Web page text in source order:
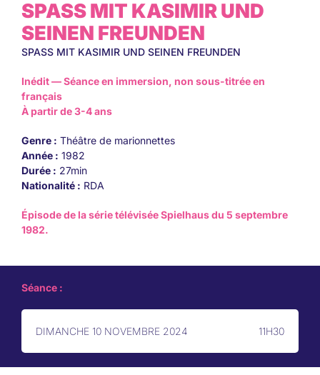
SPASS MIT KASIMIR UND
SEINEN FREUNDEN
SPASS MIT KASIMIR UND SEINEN FREUNDEN
Inédit — Séance en immersion, non sous-titrée en
français
À partir de 3-4 ans
Genre : Théâtre de marionnettes
Année : 1982
Durée : 27min
Nationalité : RDA
Épisode de la série télévisée Spielhaus du 5 septembre
1982.
Séance :
DIMANCHE 10 NOVEMBRE 2024 11H30